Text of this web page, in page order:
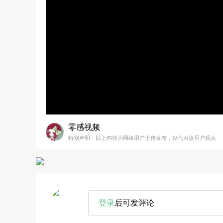
零感视频
特别声明：以上内容为网络用户上传发布，仅代表该用户观点
登录后可发评论